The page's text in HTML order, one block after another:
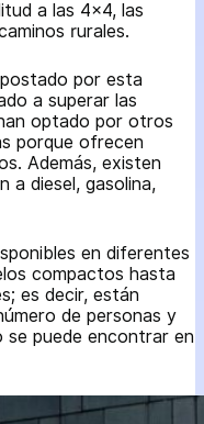
a las 4×4, las
rurales.
por esta
a superar las
optado por otros
porque ofrecen
Además, existen
a diesel, gasolina,
en diferentes
compactos hasta
es decir, están
de personas y
se puede encontrar en